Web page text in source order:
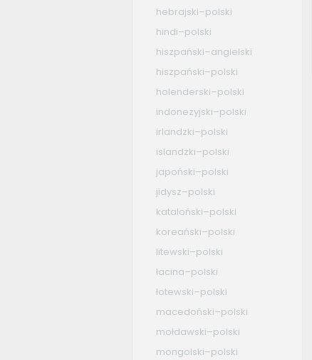
hebrajski–polski
hindi–polski
hiszpański–angielski
hiszpański–polski
holenderski–polski
indonezyjski–polski
irlandzki–polski
islandzki–polski
japoński–polski
jidysz–polski
kataloński–polski
koreański–polski
litewski–polski
łacina–polski
łotewski–polski
macedoński–polski
mołdawski–polski
mongolski–polski